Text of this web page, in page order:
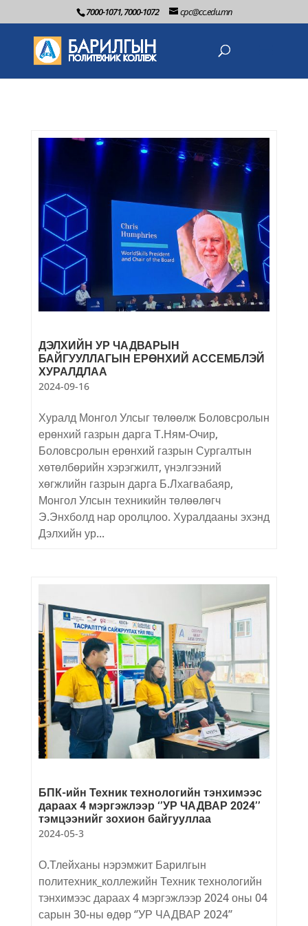
7000-1071, 7000-1072 cpc@cc.edu.mn
ДЭЛХИЙН УР ЧАДВАРЫН
БАЙГУУЛЛАГЫН ЕРӨНХИЙ АССЕМБЛЭЙ
ХУРАЛДЛАА
2024-09-16
Хуралд Монгол Улсыг төлөөлж Боловсролын
ерөнхий газрын дарга Т.Ням-Очир,
Боловсролын ерөнхий газрын Сургалтын
хөтөлбөрийн хэрэгжилт, үнэлгээний
хөгжлийн газрын дарга Б.Лхагвабаяр,
Монгол Улсын техникийн төлөөлөгч
Э.Энхболд нар оролцлоо. Хуралдааны эхэнд
Дэлхийн ур...
БПК-ийн Техник технологийн тэнхимээс
дараах 4 мэргэжлээр ‘’УР ЧАДВАР 2024’’
тэмцээнийг зохион байгууллаа
2024-05-3
О.Тлейханы нэрэмжит Барилгын
политехник_коллежийн Техник технологийн
тэнхимээс дараах 4 мэргэжлээр 2024 оны 04
сарын 30-ны өдөр ‘’УР ЧАДВАР 2024’’